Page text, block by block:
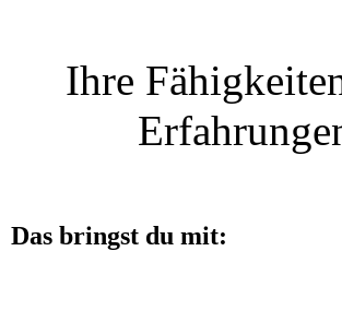
Ihre
Das bringst du mit: